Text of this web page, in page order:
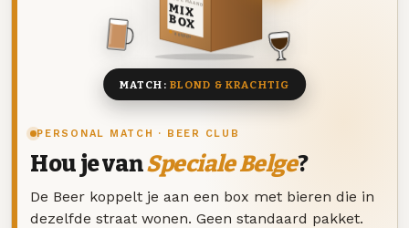
PERSONAL MATCH · BEER CLUB
Hou je vanSpeciale Belge?
De Beer koppelt je aan een box met bieren die in
dezelfde straat wonen. Geen standaard pakket.
MIX
BOX
8 BIEREN
MATCH: BLOND & KRACHTIG